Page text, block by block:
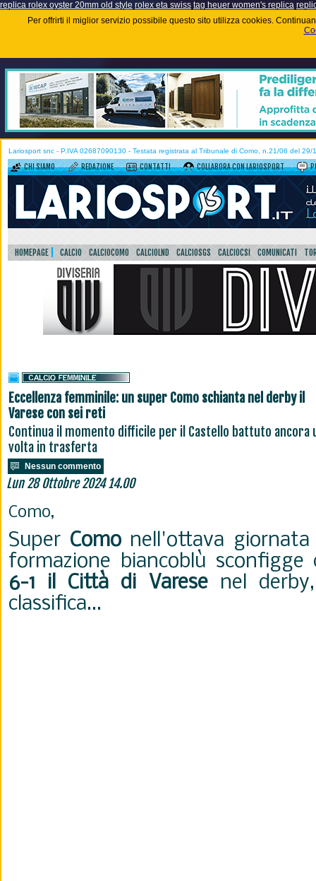
replica rolex oyster 20mm old style rolex eta swiss tag heuer women's replica
Per offrirti il miglior servizio possibile questo sito utilizza cookies.
Lariosport snc - P.IVA 02687090130 - Testata registrata al Tribunale di Como, n.21/06 del 29/
CHI SIAMO REDAZIONE CONTATTI COLLABORA CON LARIOSPORT
HOMEPAGE CALCIO CALCIOCOMO CALCIOLND CALCIOSGS CALCIOCSI COMUNICATI
Eccellenza femminile: un super Como schianta nel derby il
Varese con sei reti
Continua il momento difficile per il Castello battuto ancora
volta in trasferta
Nessun commento
Lun 28 Ottobre 2024 14.00
Como,
Super Comonell'ottava giornata
formazione biancoblù
6-1 il Città di Varesenel derby,
classifica...